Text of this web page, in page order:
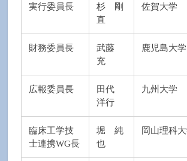
実行委員長
杉 剛
直
佐賀大学
財務委員長
武藤
充
鹿児島大学
広報委員長
田代
洋行
九州大学
臨床工学技
士連携WG長
堀 純
也
岡山理科